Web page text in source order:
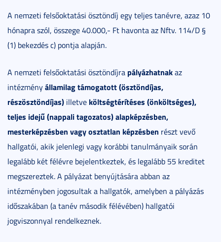
A nemzeti felsőoktatási ösztöndíj egy teljes tanévre, azaz 10
hónapra szól, összege 40.000,- Ft havonta az Nftv. 114/D §
(1) bekezdés c) pontja alapján.
A nemzeti felsőoktatási ösztöndíjra pályázhatnakaz
intézményállamilag támogatott (ösztöndíjas,
részösztöndíjas) illetve költségtérítéses (önköltséges),
teljes idejű (nappali tagozatos) alapképzésben,
mesterképzésben vagy osztatlan képzésben részt vevő
hallgatói, akik jelenlegi vagy korábbi tanulmányaik során
legalább két félévre bejelentkeztek, és legalább 55 kreditet
megszereztek. A pályázat benyújtására abban az
intézményben jogosultak a hallgatók, amelyben a pályázás
időszakában (a tanév második félévében) hallgatói
jogviszonnyal rendelkeznek.